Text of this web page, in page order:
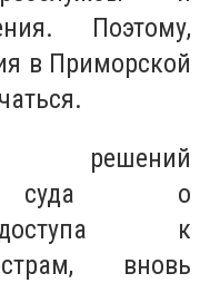
Поэтому,
в Приморской
решений
суда о
доступа к
вновь